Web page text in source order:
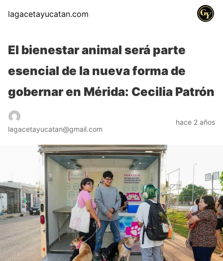
lagacetayucatan.com
El bienestar animal será parte
esencial de la nueva forma de
gobernar en Mérida: Cecilia Patrón
lagacetayucatan@gmail.com
hace 2 años